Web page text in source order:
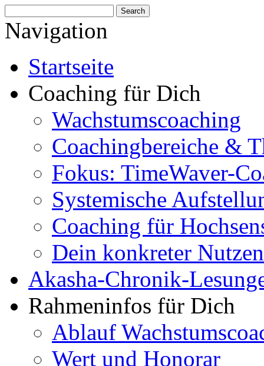
Navigation
Startseite
Coaching für Dich
Wachstumscoaching
Coachingbereiche &
Fokus: TimeWaver-
Systemische
Coaching für
Dein konkreter Nutzen
Akasha-Chronik-
Rahmeninfos für Dich
Ablauf
Wert und Honorar